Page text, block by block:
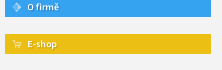
O firmě
E-shop